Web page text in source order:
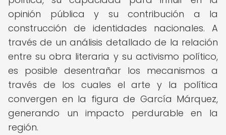
opinión pública y su contribución a la
construcción de identidades nacionales. A
través de un análisis detallado de la relación
entre su obra literaria y su activismo político,
es posible desentrañar los mecanismos a
través de los cuales el arte y la política
convergen en la figura de García Márquez,
generando un impacto perdurable en la
región.